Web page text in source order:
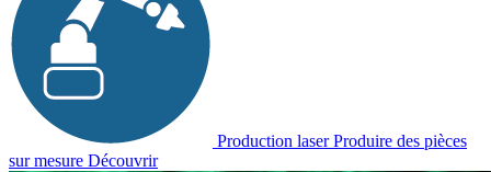
Production laser Produire des pièces
sur mesure Découvrir